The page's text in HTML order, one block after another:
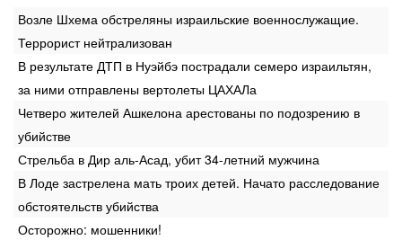
Возле Шхема обстреляны израильские военнослужащие.
Террорист нейтрализован
В результате ДТП в Нуэйбэ пострадали семеро израильтян,
за ними отправлены вертолеты ЦАХАЛа
Четверо жителей Ашкелона арестованы по подозрению в
убийстве
Стрельба в Дир аль-Асад, убит 34-летний мужчина
В Лоде застрелена мать троих детей. Начато расследование
обстоятельств убийства
Осторожно: мошенники!